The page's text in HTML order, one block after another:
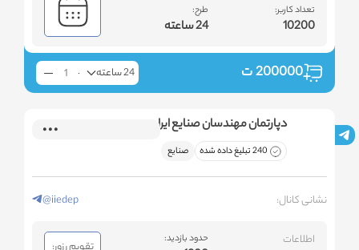
تعداد کاربر:
10200
طرح:
24 ساعته
200000ت 24 ساعته
دپارتمان مهندسان صنایع ایران
240 تبلیغ داده شده صنایع
نشانی کانال: @iiedep
اطلاعات حدود بازدید: